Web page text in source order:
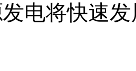
电将快速